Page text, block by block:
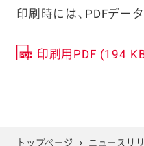
印刷時には、PDFデー
印刷用PDF (194
トップページ ニュースリ